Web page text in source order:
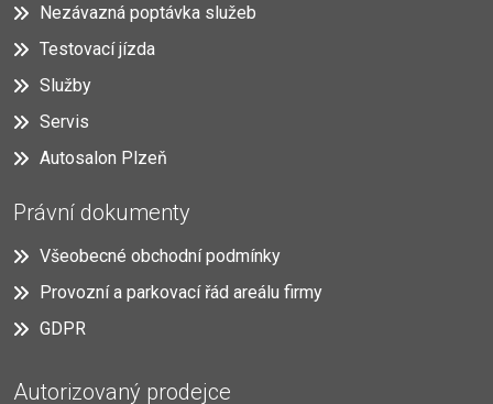
Nezávazná poptávka služeb
Testovací jízda
Služby
Servis
Autosalon Plzeň
Právní dokumenty
Všeobecné obchodní podmínky
Provozní a parkovací řád areálu firmy
GDPR
Autorizovaný prodejce